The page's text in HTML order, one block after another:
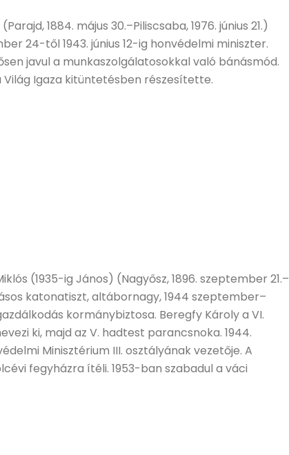
1884. május 30.–Piliscsaba, 1976. június 21.)
24-től 1943. június 12-ig honvédelmi miniszter.
javul a munkaszolgálatosokkal való bánásmód.
Világ Igaza kitüntetésben részesítette.
(1935-ig János) (Nagyősz, 1896. szeptember 21.–
katonatiszt, altábornagy, 1944 szeptember–
kormánybiztosa. Beregfy Károly a VI.
ki, majd az V. hadtest parancsnoka. 1944.
Minisztérium III. osztályának vezetője. A
fegyházra ítéli. 1953-ban szabadul a váci